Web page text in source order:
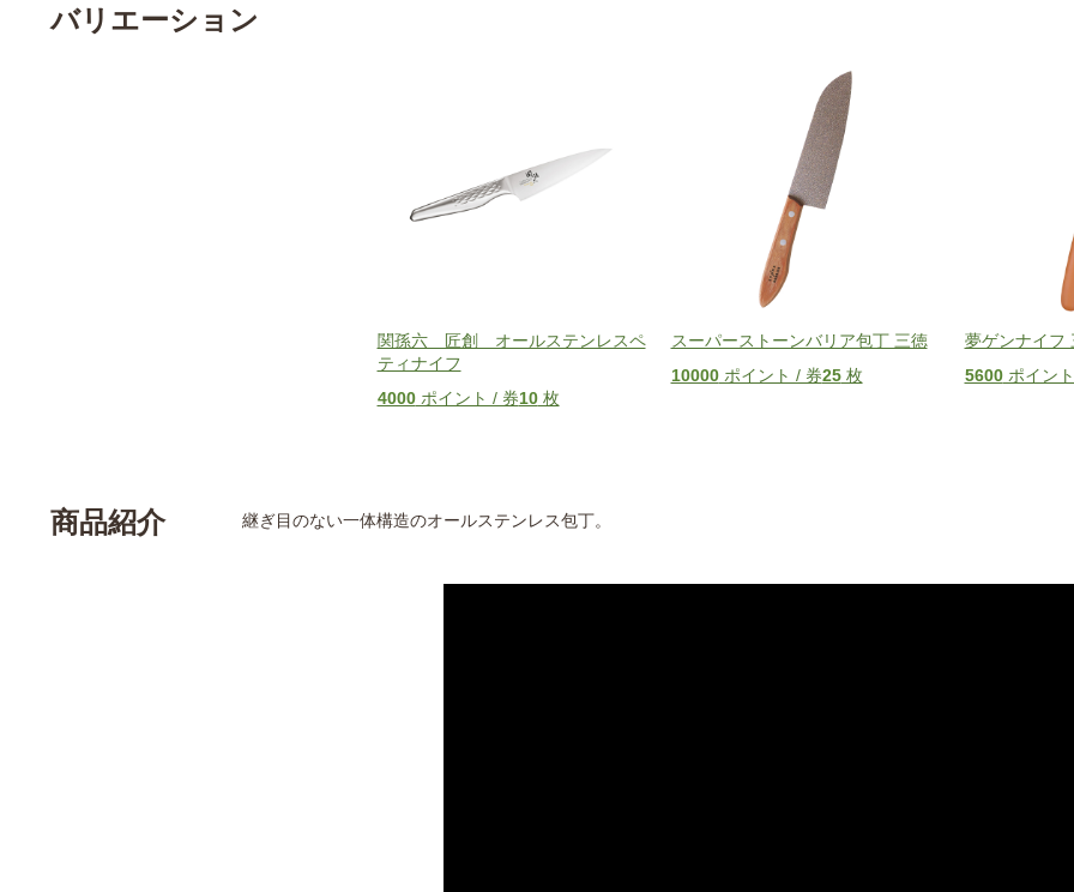
バリエーション
関孫六 匠創 オールステンレスペ
ティナイフ
4000ポイント / 券10枚
スーパーストーンバリア包丁 三徳
10000ポイント / 券25枚
夢ゲンナイフ
5600ポイン
商品紹介 継ぎ目のない一体構造のオールステンレス包丁。